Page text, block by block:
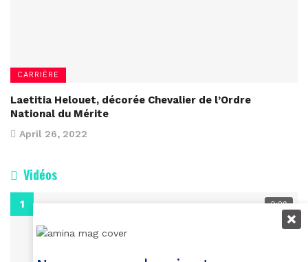
CARRIÈRE
Laetitia Helouet, décorée Chevalier de l’Ordre
National du Mérite
April 26, 2022
Vidéos
0:29